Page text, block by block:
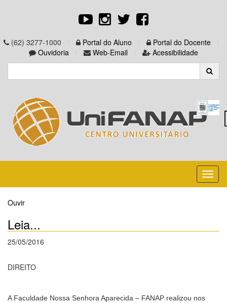
(62) 3277-1000 Portal do Aluno
Portal do Docente
Ouvidoria
Web-Email Acessibilidade
Ouvir
Leia...
25/05/2016
DIREITO
A Faculdade Nossa Senhora Aparecida – FANAP realizou nos